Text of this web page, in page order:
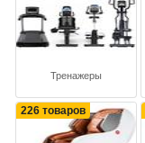
Тренажеры
226 товаров